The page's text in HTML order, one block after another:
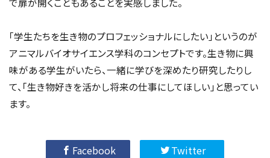
「学生たちを生き物のプロフェッショナルにしたい」というのが
アニマルバイオサイエンス学科のコンセプトです。生き物に興
味がある学生がいたら、一緒に学びを深めたり研究したりし
て、「生き物好きを活かし将来の仕事にしてほしい」と思ってい
ます。
Facebook Twitter